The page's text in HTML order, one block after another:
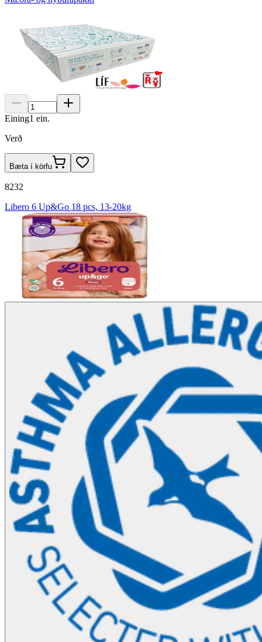
Eining1 ein.
Verð
Bæta í körfu
8232
Libero 6 Up&Go 18 pcs, 13-20kg